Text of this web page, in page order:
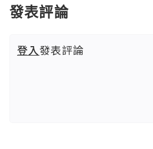
發表評論
登入發表評論